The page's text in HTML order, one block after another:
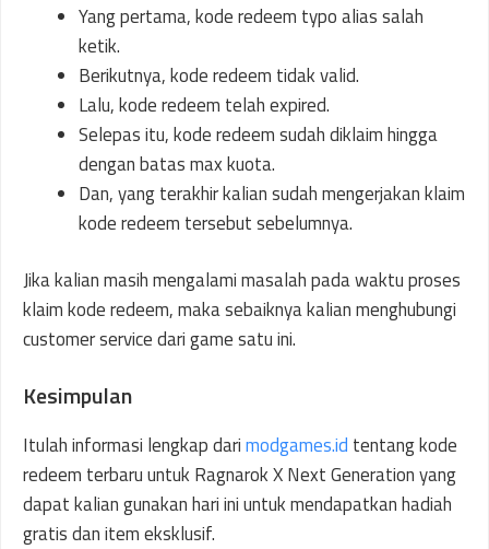
Yang pertama, kode redeem typo alias salah
ketik.
Berikutnya, kode redeem tidak valid.
Lalu, kode redeem telah expired.
Selepas itu, kode redeem sudah diklaim hingga
dengan batas max kuota.
Dan, yang terakhir kalian sudah mengerjakan klaim
kode redeem tersebut sebelumnya.
Jika kalian masih mengalami masalah pada waktu proses
klaim kode redeem, maka sebaiknya kalian menghubungi
customer service dari game satu ini.
Kesimpulan
Itulah informasi lengkap darimodgames.id tentang kode
redeem terbaru untuk Ragnarok X Next Generation yang
dapat kalian gunakan hari ini untuk mendapatkan hadiah
gratis dan item eksklusif.